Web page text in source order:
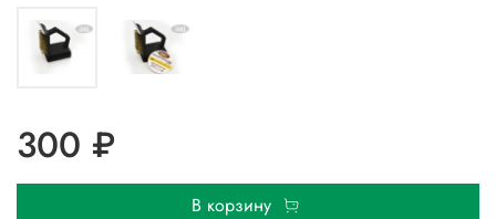
300 ₽
В корзину